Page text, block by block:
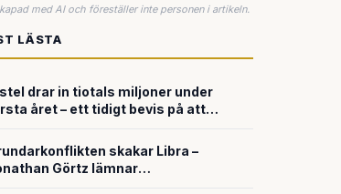
med AI och föreställer inte personen i artikeln.
LÄSTA
drar in tiotals miljoner under
året – ett tidigt bevis på att
skakar Libra –
Görtz lämnar